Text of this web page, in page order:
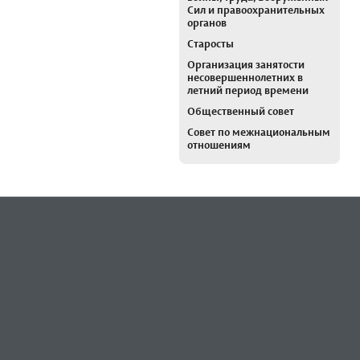
Сил и правоохранительных
органов
Старосты
Организация занятости
несовершеннолетних в
летний период времени
Общественный совет
Совет по межнациональным
отношениям